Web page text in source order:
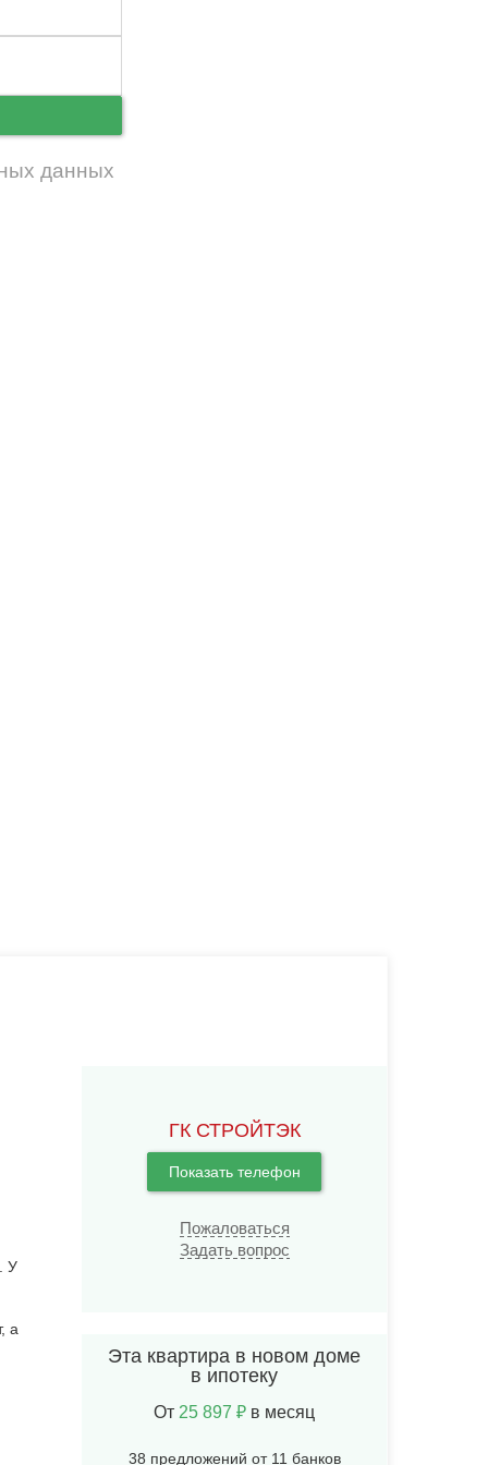
У
а
ГК СТРОЙТЭК
Показать телефон
Пожаловаться
Задать вопрос
Эта квартира в новом доме
в ипотеку
От 25 897 ₽ в месяц
38 предложений от 11 банков
данных